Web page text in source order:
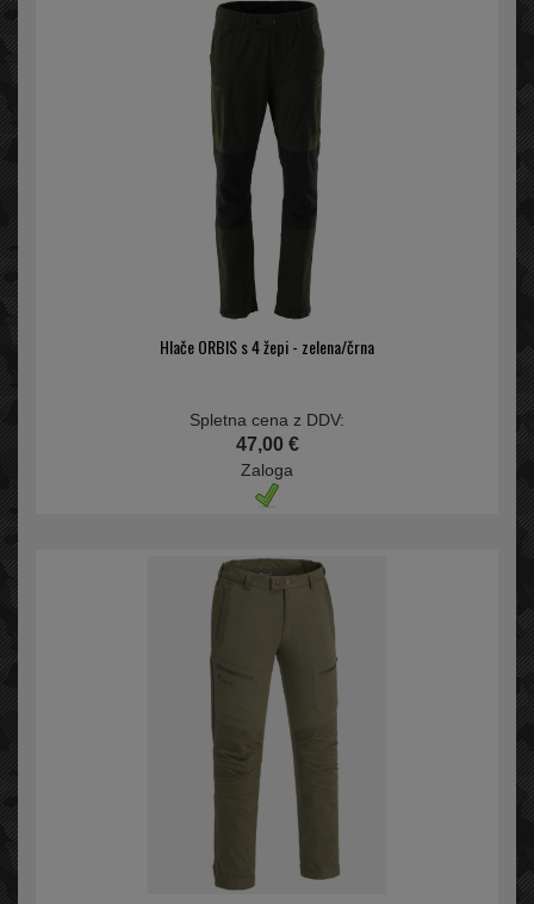
Hlače ORBIS s 4 žepi - zelena/črna
Spletna cena z DDV:
47,00 €
Zaloga